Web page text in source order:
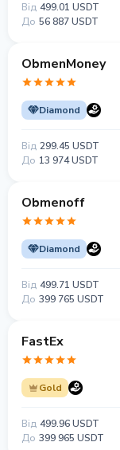
Від 499.01 USDT
До 56 887 USDT
ObmenMoney
Diamond
Від 299.45 USDT
До 13 974 USDT
Obmenoff
Diamond
Від 499.71 USDT
До 399 765 USDT
FastEx
Gold
Від 499.96 USDT
До 399 965 USDT